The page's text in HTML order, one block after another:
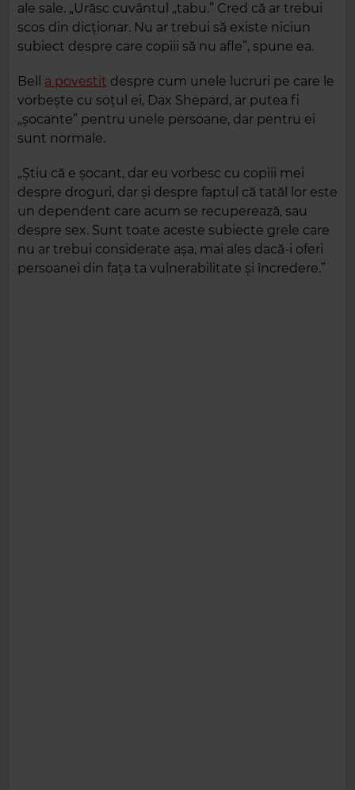
ale sale. „Urăsc cuvântul „tabu.” Cred că ar trebui
scos din dicționar. Nu ar trebui să existe niciun
subiect despre care copiii să nu afle”, spune ea.
Bell a povestit despre cum unele lucruri pe care le
vorbește cu soțul ei, Dax Shepard, ar putea fi
„șocante” pentru unele persoane, dar pentru ei
sunt normale.
„Știu că e șocant, dar eu vorbesc cu copiii mei
despre droguri, dar și despre faptul că tatăl lor este
un dependent care acum se recuperează, sau
despre sex. Sunt toate aceste subiecte grele care
nu ar trebui considerate așa, mai ales dacă-i oferi
persoanei din fața ta vulnerabilitate și încredere.”